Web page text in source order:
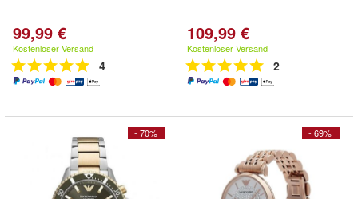
99,99 €
Kostenloser Versand
4
109,99 €
Kostenloser Versand
2
- 70% - 69%